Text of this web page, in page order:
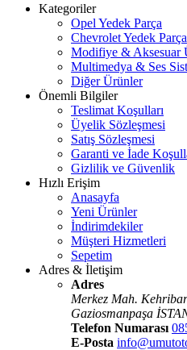
Kategoriler
Opel Yedek Parça
Chevrolet Yedek Parça
Modifiye & Aksesuar
Multimedya & Ses
Diğer Ürünler
Önemli Bilgiler
Teslimat Koşulları
Üyelik Sözleşmesi
Satış Sözleşmesi
Garanti ve İade
Gizlilik ve Güvenlik
Hızlı Erişim
Anasayfa
Yeni Ürünler
İndirimdekiler
Müşteri Hizmetleri
Sepetim
Adres & İletişim
Adres
Merkez Mah.
Gaziosmanpaşa
Telefon Numarası
E-Posta